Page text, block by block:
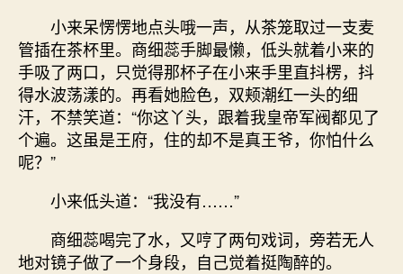
小来呆愣愣地点头哦一声，从茶笼取过一支麦
管插在茶杯里。商细蕊手脚最懒，低头就着小来的
手吸了两口，只觉得那杯子在小来手里直抖楞，抖
得水波荡漾的。再看她脸色，双颊潮红一头的细
汗，不禁笑道：“你这丫头，跟着我皇帝军阀都见了
个遍。这虽是王府，住的却不是真王爷，你怕什么
呢？”
小来低头道：“我没有……”
商细蕊喝完了水，又哼了两句戏词，旁若无人
地对镜子做了一个身段，自己觉着挺陶醉的。